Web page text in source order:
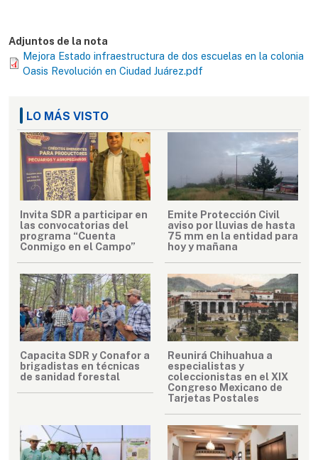
Adjuntos de la nota
Mejora Estado infraestructura de dos escuelas en la colonia
Oasis Revolución en Ciudad Juárez.pdf
LO MÁS VISTO
Invita SDR a participar en
las convocatorias del
programa “Cuenta
Conmigo en el Campo”
Emite Protección Civil
aviso por lluvias de hasta
75 mm en la entidad para
hoy y mañana
Capacita SDR y Conafor a
brigadistas en técnicas
de sanidad forestal
Reunirá Chihuahua a
especialistas y
coleccionistas en el XIX
Congreso Mexicano de
Tarjetas Postales